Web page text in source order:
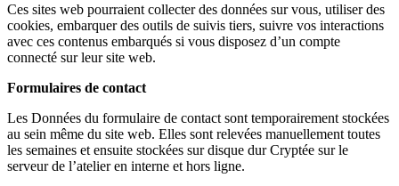
Ces sites web pourraient collecter des données sur vous, utiliser des
cookies, embarquer des outils de suivis tiers, suivre vos interactions
avec ces contenus embarqués si vous disposez d’un compte
connecté sur leur site web.
Formulaires de contact
Les Données du formulaire de contact sont temporairement stockées
au sein même du site web. Elles sont relevées manuellement toutes
les semaines et ensuite stockées surdisque dur Cryptée surle
serveur de l’atelieren interne et hors ligne.